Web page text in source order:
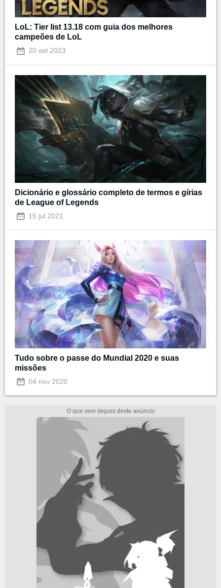
LoL: Tier list 13.18 com guia dos melhores
campeões de LoL
20 set 2023
Dicionário e glossário completo de termos e gírias
de League of Legends
15 jul 2021
Tudo sobre o passe do Mundial 2020 e suas
missões
04 nov 2020